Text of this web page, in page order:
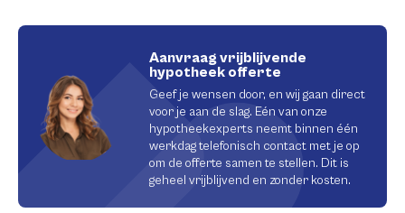
Aanvraag vrijblijvende
hypotheek offerte
Geef je wensen door, en wij gaan direct
voor je aan de slag. Eén van onze
hypotheekexperts neemt binnen één
werkdag telefonisch contact met je op
om de offerte samen te stellen. Dit is
geheel vrijblijvend en zonder kosten.